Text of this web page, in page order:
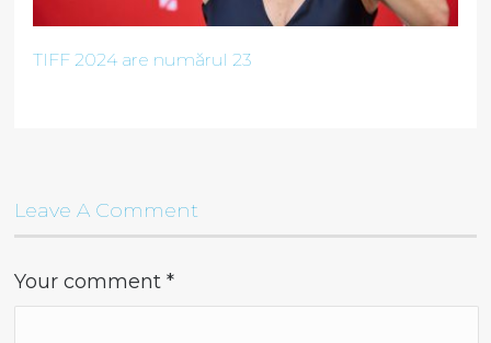
TIFF 2024 are numărul 23
Leave A Comment
Your comment*